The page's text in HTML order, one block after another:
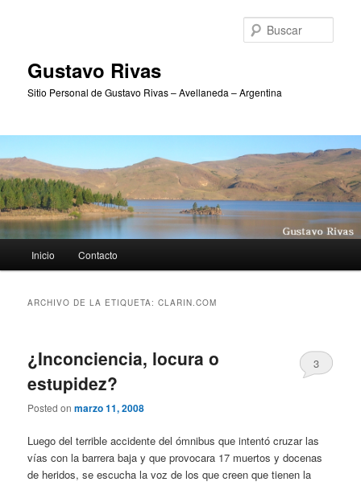
Gustavo Rivas
Sitio Personal de Gustavo Rivas – Avellaneda – Argentina
principal
Inicio Contacto
ARCHIVO DE LA ETIQUETA:CLARIN.COM
¿Inconciencia, locura o
estupidez?
Posted onmarzo 11, 2008
3
Luego del terrible accidente del ómnibus que intentó cruzar las
vías con la barrera baja y que provocara 17 muertos y docenas
de heridos, se escucha la voz de los que creen que tienen la